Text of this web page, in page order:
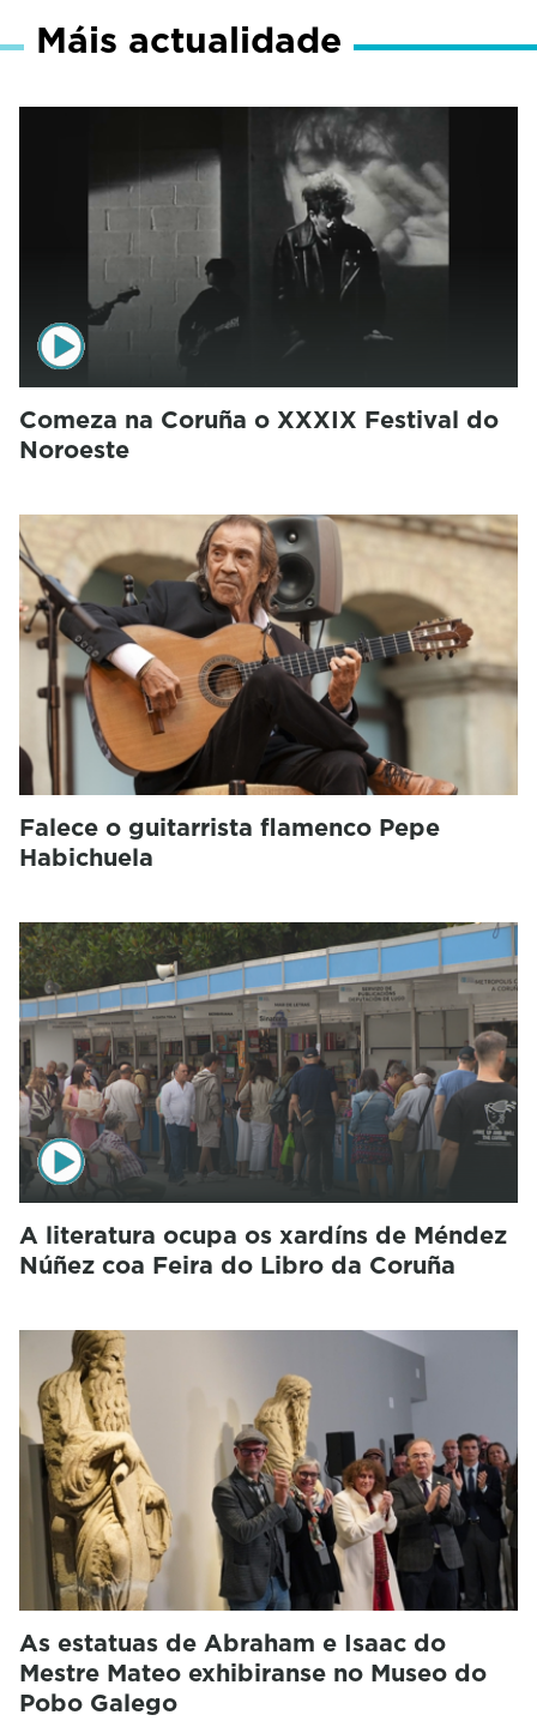
Máis actualidade
Comeza na Coruña o XXXIX Festival do
Noroeste
Falece o guitarrista flamenco Pepe
Habichuela
A literatura ocupa os xardíns de Méndez
Núñez coa Feira do Libro da Coruña
As estatuas de Abraham e Isaac do
Mestre Mateo exhibiranse no Museo do
Pobo Galego